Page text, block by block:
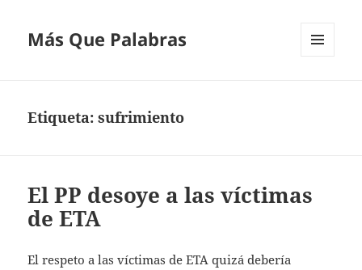
Más Que Palabras
Etiqueta:sufrimiento
El PP desoye a las víctimas
de ETA
El respeto a las víctimas de ETA quizá debería